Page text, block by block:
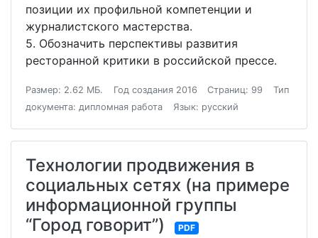
позиции их профильной компетенции и
журналистского мастерства.
5. Обозначить перспективы развития
ресторанной критики в российской прессе.
Размер: 2.62 МБ. Год создания 2016 Страниц: 99
Тип
документа: дипломная работа
Язык: русский
Технологии продвижения в
социальных сетях (на примере
информационной группы
“Город говорит”)
PDF